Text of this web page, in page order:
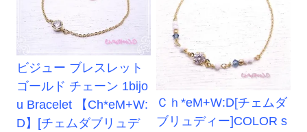
ビジュー ブレスレット
ゴールド チェーン 1bijo
u Bracelet 【Ch*eM+W:
D】[チェムダブリュデ
Ｃｈ*eM+W:D[チェムダ
ブリュディー]COLOR s